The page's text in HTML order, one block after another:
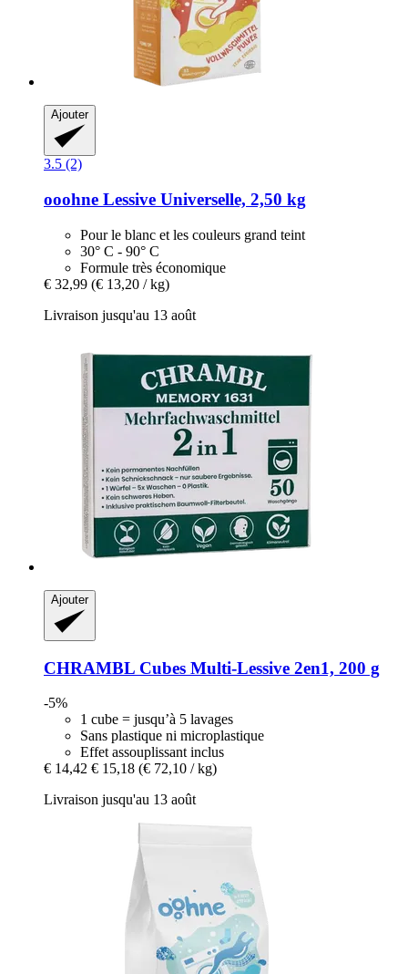
Ajouter
3.5 (2)
ooohne Lessive Universelle, 2,50 kg
Pour le blanc et les couleurs grand teint
30° C - 90° C
Formule très économique
€ 32,99 (€ 13,20 / kg)
Livraison jusqu'au 13 août
Ajouter
CHRAMBL Cubes Multi-​Lessive 2en1, 200 g
-5%
1 cube = jusqu’à 5 lavages
Sans plastique ni microplastique
Effet assouplissant inclus
€ 14,42 € 15,18 (€ 72,10 / kg)
Livraison jusqu'au 13 août